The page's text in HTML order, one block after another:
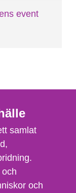
event
samlat
och